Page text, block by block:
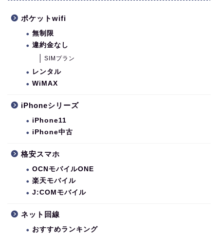
ポケットwifi
無制限
違約金なし
SIMプラン
レンタル
WiMAX
iPhoneシリーズ
iPhone11
iPhone中古
格安スマホ
OCNモバイルONE
楽天モバイル
J:COMモバイル
ネット回線
おすすめランキング